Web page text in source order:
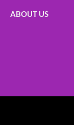
ABOUT US